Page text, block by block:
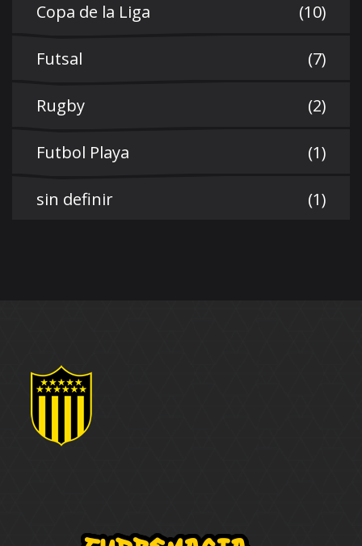
Copa de la Liga (10)
Futsal (7)
Rugby (2)
Futbol Playa (1)
sin definir (1)